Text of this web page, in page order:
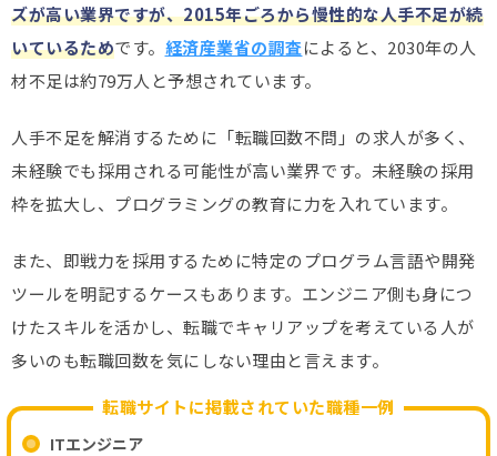
ズが高い業界ですが、2015年ごろから慢性的な人手不足が続
いているためです。 経済産業省の調査によると、2030年の人
材不足は約79万人と予想されています。
人手不足を解消するために「転職回数不問」の求人が多く、
未経験でも採用される可能性が高い業界です。未経験の採用
枠を拡大し、プログラミングの教育に力を入れています。
また、即戦力を採用するために特定のプログラム言語や開発
ツールを明記するケースもあります。エンジニア側も身につ
けたスキルを活かし、転職でキャリアップを考えている人が
多いのも転職回数を気にしない理由と言えます。
転職サイトに掲載されていた職種一例
ITエンジニア